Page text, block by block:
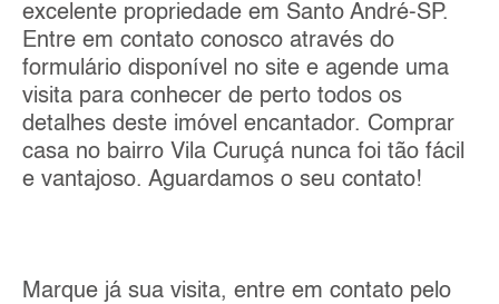
excelente propriedade em Santo André-SP.
Entre em contato conosco através do
formulário disponível no site e agende uma
visita para conhecer de perto todos os
detalhes deste imóvel encantador. Comprar
casa no bairro Vila Curuçá nunca foi tão fácil
e vantajoso. Aguardamos o seu contato!
Marque já sua visita, entre em contato pelo